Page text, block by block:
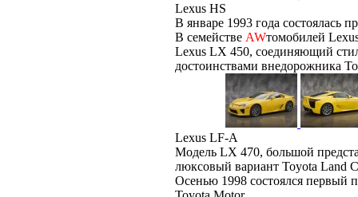
Lexus HS
В январе 1993 года состоялась
В семействе AWтомобилей
Lexus LX 450, соединяющий
достоинствами внедорожника
Lexus LF-A
Модель LX 470, большой
люксовый вариант Toyota Land
Осенью 1998 состоялся первый